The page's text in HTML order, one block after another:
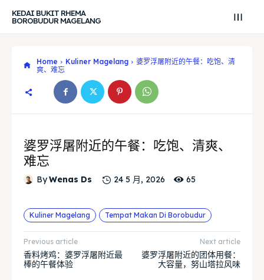
Search
Search
Explore our destinations
Explore our destinations
KEDAI BUKIT RHEMA
BOROBUDUR MAGELANG
Home Kuliner Magelang
婆罗浮屠附近的午餐：吃饱、清
爽、难忘
婆罗浮屠附近的午餐：吃饱、清爽、
难忘
ByWenas Ds 24 5 月, 2026 65
Kuliner Magelang Tempat Makan Di Borobudur
Previous article
香料烤鸡：婆罗浮屠附近最
棒的午餐体验
Next article
婆罗浮屠附近的团体用餐：
大容量，努山塔拉风味